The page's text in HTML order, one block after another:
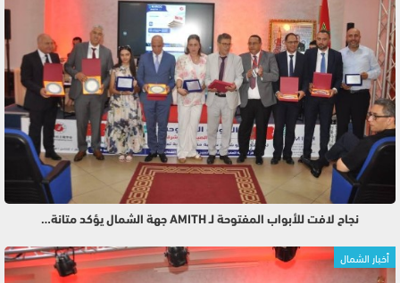
نجاح لافت للأبواب المفتوحة لـ AMITH جهة الشمال يؤكد متانة…
أخبار الشمال